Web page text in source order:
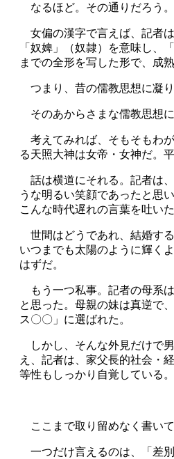
なるほど。その通りだろう
女偏の漢字で言えば、記者
「奴婢」（奴隷）を意味し、
までの全形を写した形で、成
つまり、昔の儒教思想に凝
そのあからさまな儒教思想
考えてみれば、そもそもわ
る天照大神は女帝・女神だ。
話は横道にそれる。記者は
うな明るい笑顔であったと思
こんな時代遅れの言葉を吐い
世間はどうであれ、結婚す
いつまでも太陽のように輝く
はずだ。
もう一つ私事。記者の母系
と思った。母親の妹は真逆で
ス〇〇」に選ばれた。
しかし、そんな外見だけで
え、記者は、家父長的社会・
等性もしっかり自覚している
ここまで取り留めなく書い
一つだけ言えるのは、「差